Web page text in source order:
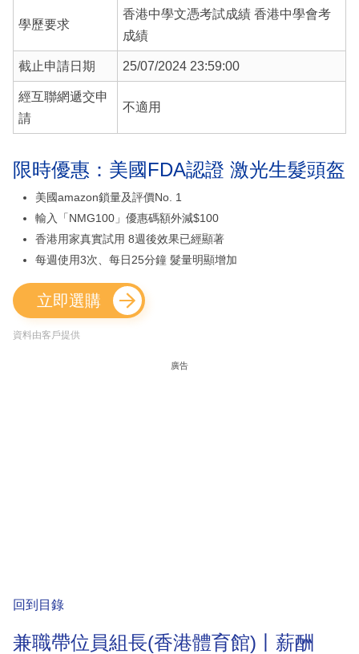
學歷要求
香港中學文憑考試成績 香港中學會考
成績
截止申請日期 25/07/2024 23:59:00
經互聯網遞交申
請
不適用
限時優惠：美國FDA認證 激光生髮頭盔
美國amazon鎖量及評價No. 1
輸入「NMG100」優惠碼額外減$100
香港用家真實試用 8週後效果已經顯著
每週使用3次、每日25分鐘 髮量明顯增加
立即選購
資料由客戶提供
廣告
回到目錄
兼職帶位員組長(香港體育館)丨薪酬